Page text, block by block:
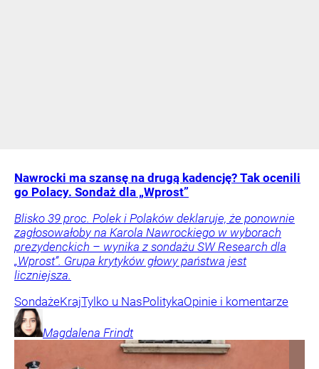
Nawrocki ma szansę na drugą kadencję? Tak ocenili
go Polacy. Sondaż dla „Wprost”
Blisko 39 proc. Polek i Polaków deklaruje, że ponownie
zagłosowałoby na Karola Nawrockiego w wyborach
prezydenckich – wynika z sondażu SW Research dla
„Wprost”. Grupa krytyków głowy państwa jest
liczniejsza.
SondażeKrajTylko u NasPolitykaOpinie i komentarze
Magdalena Frindt